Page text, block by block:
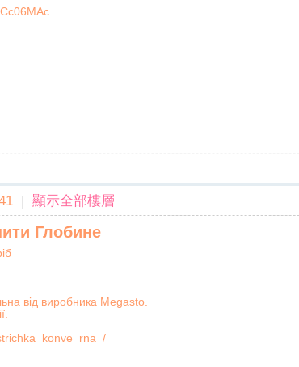
| 顯示全部樓層
Глобине
від виробника Megasto.